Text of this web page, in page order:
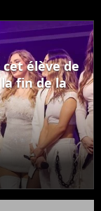
élève de
fin de la